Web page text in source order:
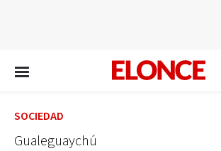
SOCIEDAD
Gualeguaychú